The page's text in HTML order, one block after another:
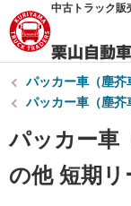
中古トラック販
パッカー車（塵芥
パッカー車（塵
パッカー車
の他 短期リ